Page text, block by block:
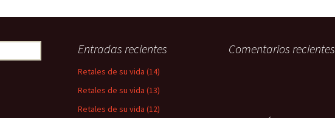
Entradas recientes
Retales de su vida (14)
Retales de su vida (13)
Retales de su vida (12)
Comentarios recientes